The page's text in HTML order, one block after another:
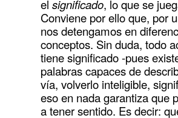
el significado, lo que se
Conviene por ello que, por
nos detengamos en
conceptos. Sin duda, todo
tiene significado -pues
palabras capaces de
vía, volverlo inteligible,
eso en nada garantiza que
a tener sentido. Es decir: